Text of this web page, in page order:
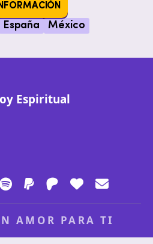
España México
AMOR PARA TI